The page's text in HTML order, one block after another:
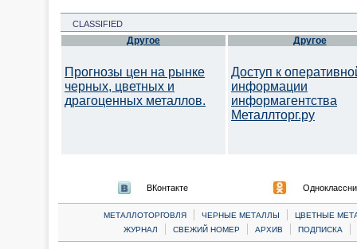
CLASSIFIED
Другое
Прогнозы цен на рынке
черных, цветных и
драгоценных металлов.
Другое
Доступ к
информации
информагентства
Металлторг.ру
ВКонтакте
МЕТАЛЛОТОРГОВЛЯ | ЧЕРНЫЕ МЕТАЛЛЫ |
ЦВЕТНЫЕ
ЖУРНАЛ
| СВЕЖИЙ НОМЕР | АРХИВ | ПОДПИСКА |